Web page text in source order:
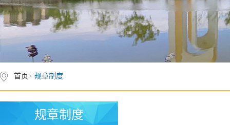
首页 > 规章制度
规章制度